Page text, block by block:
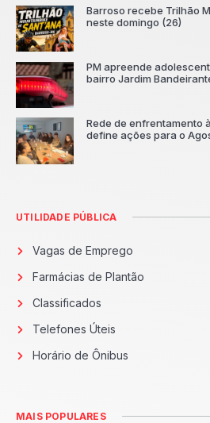
Barroso recebe Trilhão
neste domingo (26)
PM apreende
bairro Jardim
Rede de enfrentamento
define ações para o
UTILIDADE PÚBLICA
Vagas de Emprego
Farmácias de Plantão
Classificados
Telefones Úteis
Horário de Ônibus
MAIS POPULARES